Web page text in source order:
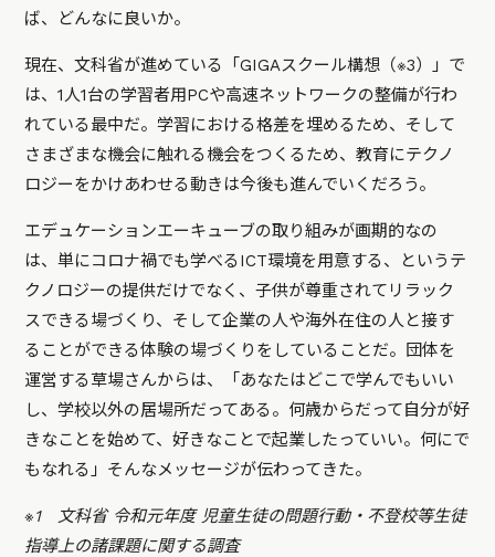
ば、どんなに良いか。
現在、文科省が進めている「GIGAスクール構想（※3）」で
は、1人1台の学習者用PCや高速ネットワークの整備が行わ
れている最中だ。学習における格差を埋めるため、そして
さまざまな機会に触れる機会をつくるため、教育にテクノ
ロジーをかけあわせる動きは今後も進んでいくだろう。
エデュケーションエーキューブの取り組みが画期的なの
は、単にコロナ禍でも学べるICT環境を用意する、というテ
クノロジーの提供だけでなく、子供が尊重されてリラック
スできる場づくり、そして企業の人や海外在住の人と接す
ることができる体験の場づくりをしていることだ。団体を
運営する草場さんからは、「あなたはどこで学んでもいい
し、学校以外の居場所だってある。何歳からだって自分が好
きなことを始めて、好きなことで起業したっていい。何にで
もなれる」そんなメッセージが伝わってきた。
※1 文科省 令和元年度 児童生徒の問題行動・不登校等生徒
指導上の諸課題に関する調査